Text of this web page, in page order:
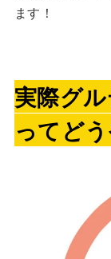
ます！
実際グ
ってど